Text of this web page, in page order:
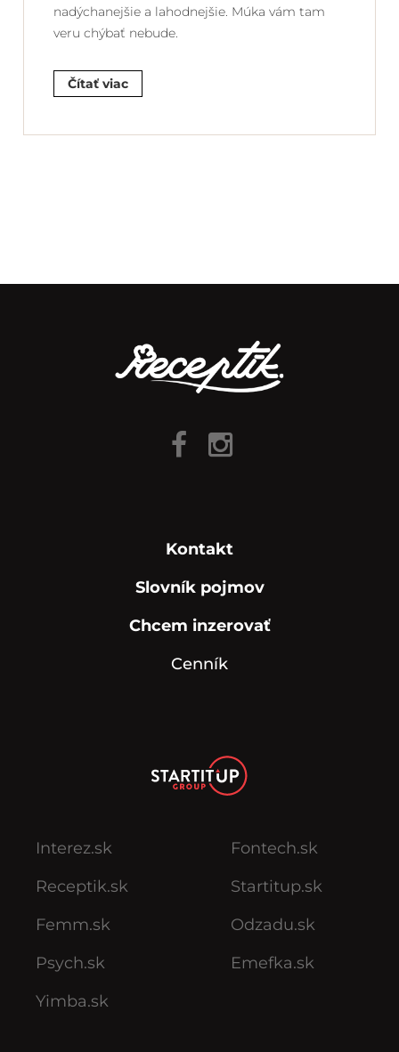
nadýchanejšie a lahodnejšie. Múka vám tam
veru chýbať nebude.
Čítať viac
Kontakt
Slovník pojmov
Chcem inzerovať
Cenník
Interez.sk
Receptik.sk
Femm.sk
Psych.sk
Yimba.sk
Fontech.sk
Startitup.sk
Odzadu.sk
Emefka.sk